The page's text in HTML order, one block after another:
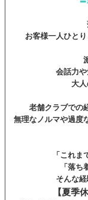
お客様一人ひと
会話力
大人
老舗クラブでの
無理なノルマや過度
「これま
「落ち
そんな
【夏季